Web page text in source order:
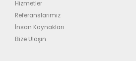
Hizmetler
Referanslarımız
İnsan Kaynakları
Bize Ulaşın